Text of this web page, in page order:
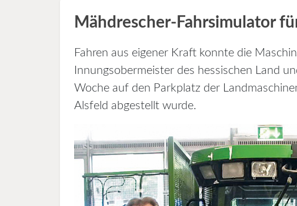
Mähdrescher-Fahrsimulator
Fahren aus eigener Kraft konnte die
Innungsobermeister des hessischen Land
Woche auf den Parkplatz der
Alsfeld abgestellt wurde.